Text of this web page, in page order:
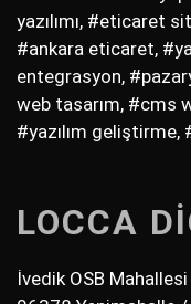
yazılımı, #eticaret
#ankara eticaret,
entegrasyon,
web tasarım, #cms
#yazılım
LOCCA
İvedik OSB